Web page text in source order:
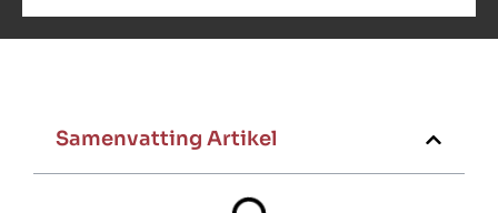
Samenvatting Artikel